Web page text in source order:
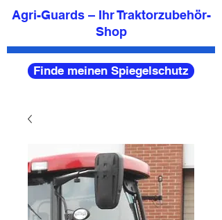
Agri-Guards – Ihr Traktorzubehör-
Shop
Finde meinen Spiegelschutz